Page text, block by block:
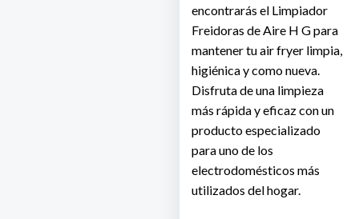
encontrarás el Limpiador
Freidoras de Aire H Gpara
mantener tu air fryer limpia,
higiénica y como nueva.
Disfruta de una limpieza
más rápida y eficaz con un
producto especializado
para uno de los
electrodomésticos más
utilizados del hogar.